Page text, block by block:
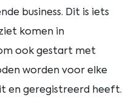
business. Dit is iets
komen in
ook gestart met
worden voor elke
en geregistreerd heeft.